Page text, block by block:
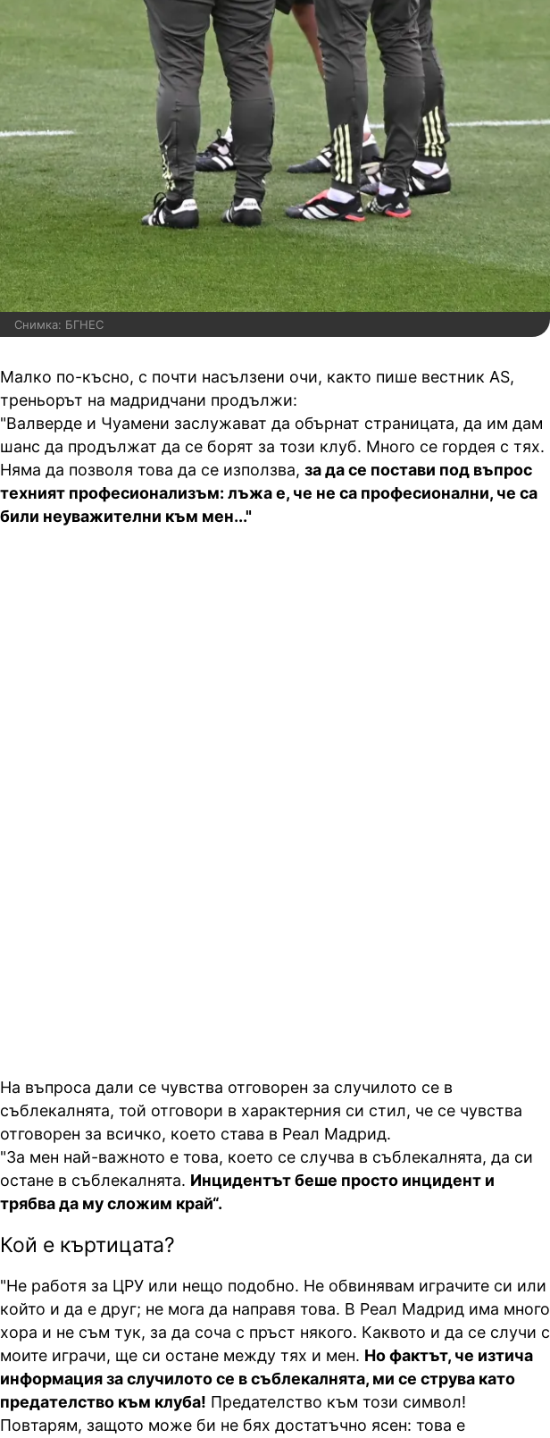
Снимка: БГНЕС
Малко по-късно, с почти насълзени очи, както пише вестник AS,
треньорът на мадридчани продължи:
"Валверде и Чуамени заслужават да обърнат страницата, да им дам
шанс да продължат да се борят за този клуб. Много се гордея с тях.
Няма да позволя това да се използва, за да се постави под въпрос
техният професионализъм: лъжа е, че не са професионални, че са
били неуважителни към мен..."
На въпроса дали се чувства отговорен за случилото се в
съблекалнята, той отговори в характерния си стил, че се чувства
отговорен за всичко, което става в Реал Мадрид.
"За мен най-важното е това, което се случва в съблекалнята, да си
остане в съблекалнята. Инцидентът беше просто инцидент и
трябва да му сложим край“.
Кой е къртицата?
"Не работя за ЦРУ или нещо подобно. Не обвинявам играчите си или
който и да е друг; не мога да направя това. В Реал Мадрид има много
хора и не съм тук, за да соча с пръст някого. Каквото и да се случи с
моите играчи, ще си остане между тях и мен. Но фактът, че изтича
информация за случилото се в съблекалнята, ми се струва като
предателство към клуба! Предателство към този символ!
Повтарям, защото може би не бях достатъчно ясен: това е